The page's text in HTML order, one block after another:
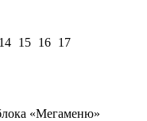
14 15 16 17
«Мегаменю»